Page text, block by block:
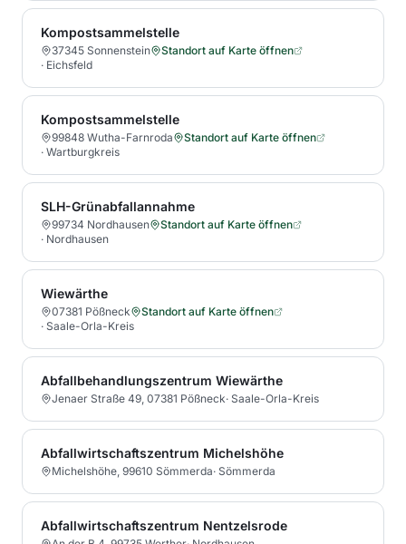
Kompostsammelstelle
37345 Sonnenstein
Standort auf Karte öffnen
· Eichsfeld
Kompostsammelstelle
99848 Wutha-Farnroda
Standort auf Karte öffnen
· Wartburgkreis
SLH-Grünabfallannahme
99734 Nordhausen
Standort auf Karte öffnen
· Nordhausen
Wiewärthe
07381 Pößneck
Standort auf Karte öffnen
· Saale-Orla-Kreis
Abfallbehandlungszentrum Wiewärthe
Jenaer Straße 49, 07381 Pößneck· Saale-Orla-Kreis
Abfallwirtschaftszentrum Michelshöhe
Michelshöhe, 99610 Sömmerda· Sömmerda
Abfallwirtschaftszentrum Nentzelsrode